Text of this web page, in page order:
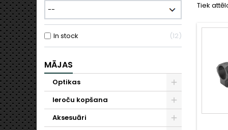
In stock 12
MĀJAS
Optikas
Ieroču kopšana
Aksesuāri
Tiek